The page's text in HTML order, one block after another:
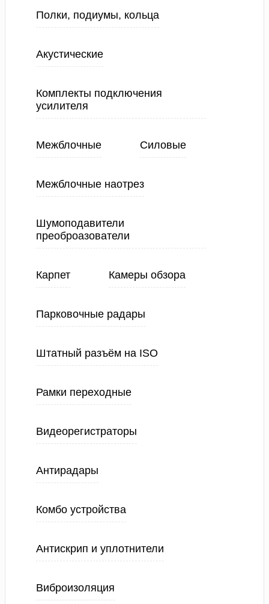
Полки, подиумы, кольца
Акустические
Комплекты подключения
усилителя
Межблочные Силовые
Межблочные наотрез
Шумоподавители
преоброазователи
Карпет Камеры обзора
Парковочные радары
Штатный разъём на ISO
Рамки переходные
Видеорегистраторы
Антирадары
Комбо устройства
Антискрип и уплотнители
Виброизоляция